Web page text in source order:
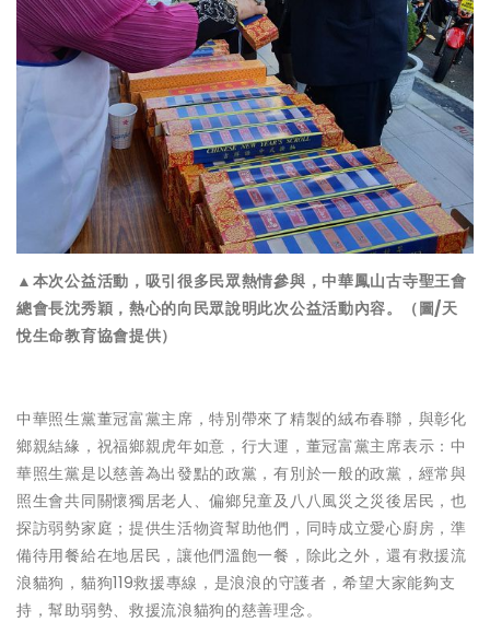
▲本次公益活動，吸引很多民眾熱情參與，中華鳳山古寺聖王會
總會長沈秀穎，熱心的向民眾說明此次公益活動內容。（圖/天
悅生命教育協會提供）
中華照生黨董冠富黨主席，特別帶來了精製的絨布春聯，與彰化
鄉親結緣，祝福鄉親虎年如意，行大運，董冠富黨主席表示：中
華照生黨是以慈善為出發點的政黨，有別於一般的政黨，經常與
照生會共同關懷獨居老人、偏鄉兒童及八八風災之災後居民，也
探訪弱勢家庭；提供生活物資幫助他們，同時成立愛心廚房，準
備待用餐給在地居民，讓他們溫飽一餐，除此之外，還有救援流
浪貓狗，貓狗119救援專線，是浪浪的守護者，希望大家能夠支
持，幫助弱勢、救援流浪貓狗的慈善理念。